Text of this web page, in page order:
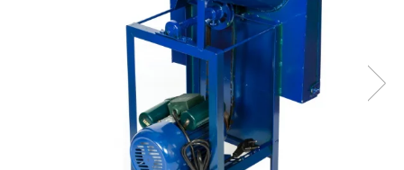
Masini electrice de tuns oi
Fierăstrău de mână
Aspirator pentru frunze